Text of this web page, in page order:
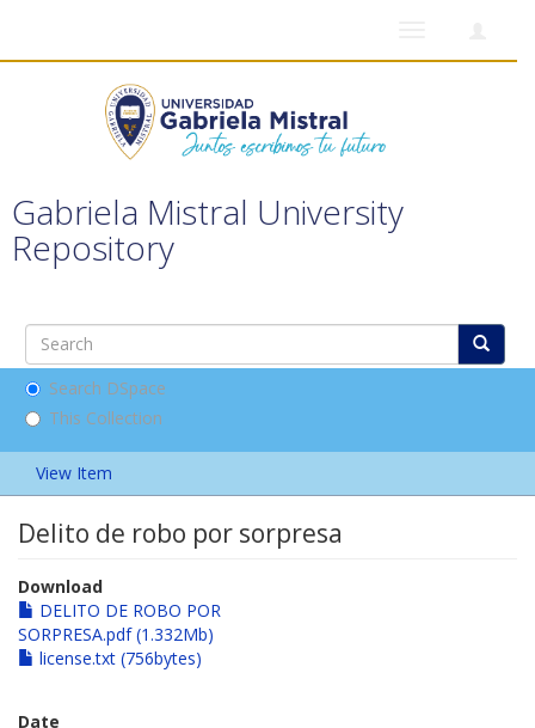
Gabriela Mistral University
Repository
Search DSpace
This Collection
View Item
Delito de robo por sorpresa
Download
DELITO DE ROBO POR
SORPRESA.pdf (1.332Mb)
license.txt (756bytes)
Date